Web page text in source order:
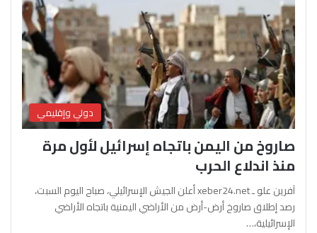
دولي وإقليمي
صاروخ من اليمن باتجاه إسرائيل لأول مرة
منذ اندلاع الحرب
آفرين علو ـ xeber24.net أعلن الجيش الإسرائيلي، صباح اليوم السبت،
رصد إطلاق صاروخ أرض-أرض من الأراضي اليمنية باتجاه الأراضي
الإسرائيلية،…